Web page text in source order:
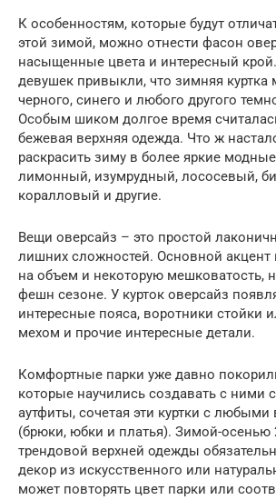
К особенностям, которые будут
этой зимой, можно отнести фасон
насыщенные цвета и интересный
девушек привыкли, что зимняя куртка
черного, синего и любого другого
Особым шиком долгое время
бежевая верхняя одежда. Что ж
раскрасить зиму в более яркие
лимонный, изумрудный, лососевый,
коралловый и другие.
Вещи оверсайз – это простой
лишних сложностей. Основной акцент
на объем и некоторую мешковатость,
фешн сезоне. У курток оверсайз
интересные пояса, воротники стойки
мехом и прочие интересные детали.
Комфортные парки уже давно
которые научились создавать с ними
аутфиты, сочетая эти куртки с любыми
(брюки, юбки и платья). Зимой-осенью
трендовой верхней одежды
декор из искусственного или
может повторять цвет парки или